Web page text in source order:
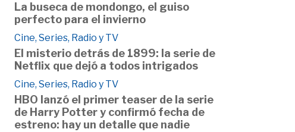
La buseca de mondongo, el guiso
perfecto para el invierno
Cine, Series, Radio y TV
El misterio detrás de 1899: la serie de
Netflix que dejó a todos intrigados
Cine, Series, Radio y TV
HBO lanzó el primer teaser de la serie
de Harry Potter y confirmó fecha de
estreno: hay un detalle que nadie